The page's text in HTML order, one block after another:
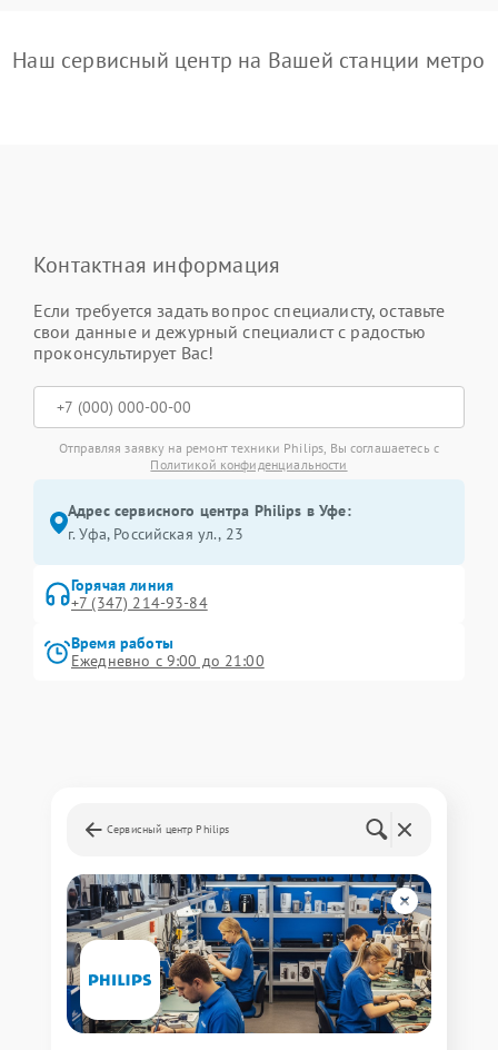
Наш сервисный центр на Вашей станции метро
Контактная информация
Если требуется задать вопрос специалисту, оставьте
свои данные и дежурный специалист с радостью
проконсультирует Вас!
Отправляя заявку на ремонт техники Philips, Вы соглашаетесь с
Политикой конфиденциальности
Адрес сервисного центра Philips в Уфе:
г. Уфа, Российская ул., 23
Горячая линия
+7 (347) 214-93-84
Время работы
Ежедневно с 9:00 до 21:00
Сервисный центр Philips